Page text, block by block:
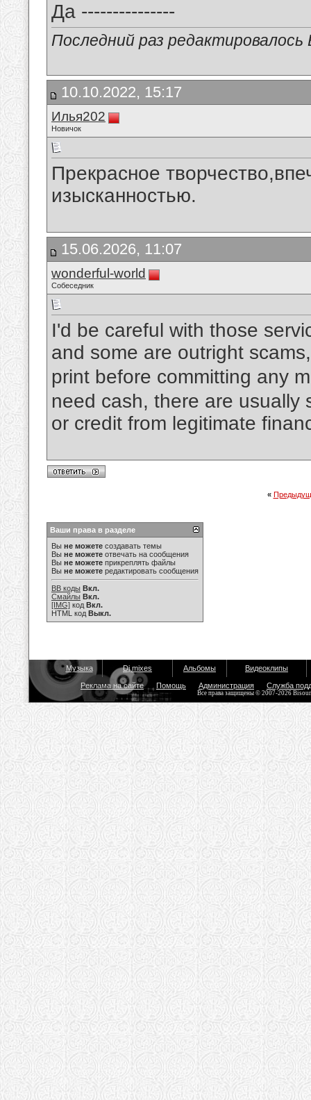
Да ---------------
Последний раз
10.10.2022, 15:17
Илья202
Новичок
Прекрасное
изысканностью.
15.06.2026, 11:07
wonderful-world
Собеседник
I'd be careful with those
and some are outright
print before committing any
need cash, there are usually
or credit from legitimate
«
Ваши права в разделе
Вы не можете создавать темы
Вы не можете отвечать на сообщения
Вы не можете прикреплять файлы
Вы не можете редактировать сообщения
BB коды Вкл.
Смайлы Вкл.
[IMG] код Вкл.
HTML код Выкл.
Музыка Dj mixes Альбомы Видеоклипы
Реклама на сайте Помощь Администрация Служба
Все права защищены © 2007-2026